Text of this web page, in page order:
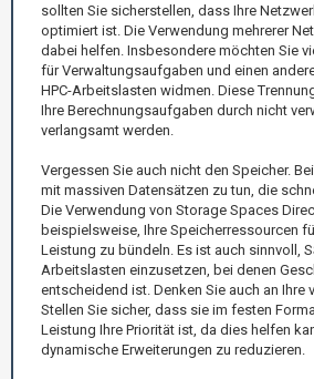
sollten Sie sicherstellen, dass Ihre
optimiert ist. Die Verwendung mehrerer
dabei helfen. Insbesondere möchten Sie
für Verwaltungsaufgaben und einen
HPC-Arbeitslasten widmen. Diese
Ihre Berechnungsaufgaben durch nicht
verlangsamt werden.
Vergessen Sie auch nicht den Speicher.
mit massiven Datensätzen zu tun, die
Die Verwendung von Storage Spaces
beispielsweise, Ihre Speicherressourcen
Leistung zu bündeln. Es ist auch sinnvoll,
Arbeitslasten einzusetzen, bei denen
entscheidend ist. Denken Sie auch an Ihre
Stellen Sie sicher, dass sie im festen
Leistung Ihre Priorität ist, da dies helfen
dynamische Erweiterungen zu reduzieren.